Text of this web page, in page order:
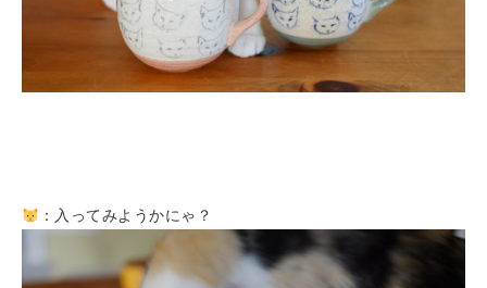
：入ってみようかにゃ？